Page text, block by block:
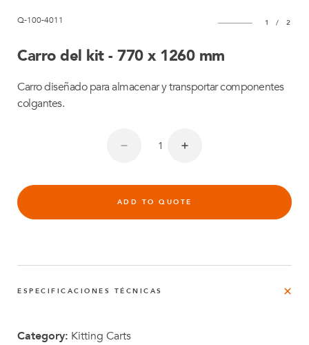
Q-100-4011 1 / 2
Carro del kit - 770 x 1260 mm
Carro diseñado para almacenar y transportar componentes
colgantes.
ADD TO QUOTE
ESPECIFICACIONES TÉCNICAS
Category: Kitting Carts